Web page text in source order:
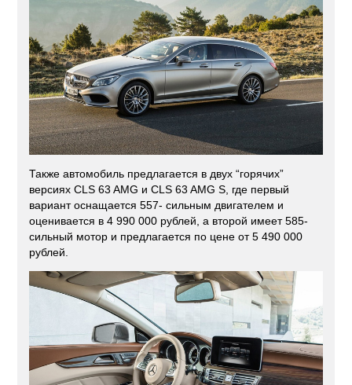
Также автомобиль предлагается в двух “горячих”
версиях CLS 63 AMG и CLS 63 AMG S, где первый
вариант оснащается 557- сильным двигателем и
оценивается в 4 990 000 рублей, а второй имеет 585-
сильный мотор и предлагается по цене от 5 490 000
рублей.